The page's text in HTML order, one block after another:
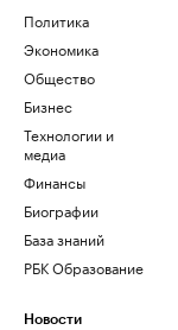
Политика
Экономика
Общество
Бизнес
Технологии и
медиа
Финансы
Биографии
База знаний
РБК Образование
Новости